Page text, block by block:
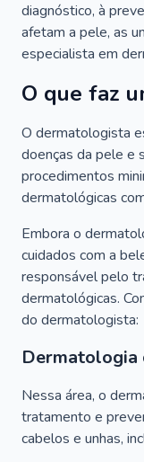
diagnóstico, à
afetam a pele, as
especialista em
O que faz
O dermatologista
doenças da pele e
procedimentos
dermatológicas
Embora o
cuidados com a
responsável pelo
dermatológicas.
do dermatologista:
Dermatologia
Nessa área, o
tratamento e
cabelos e unhas,